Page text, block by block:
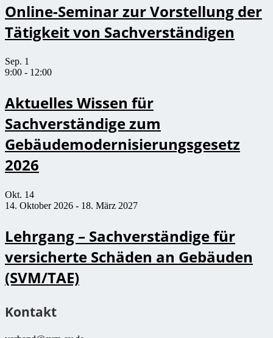
Online-Seminar zur Vorstellung der
Tätigkeit von Sachverständigen
Sep. 1
9:00 - 12:00
Aktuelles Wissen für
Sachverständige zum
Gebäudemodernisierungsgesetz
2026
Okt. 14
14. Oktober 2026 - 18. März 2027
Lehrgang – Sachverständige für
versicherte Schäden an Gebäuden
(SVM/TAE)
Kontakt